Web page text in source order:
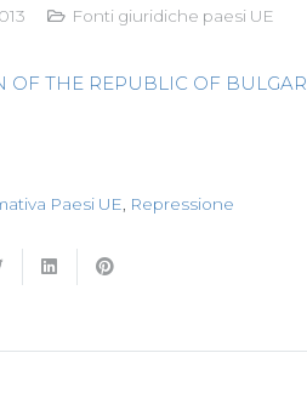
Fonti giuridiche paesi UE
OF THE REPUBLIC OF
Paesi UE Repressione